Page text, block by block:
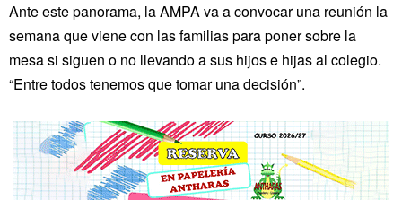
Ante este panorama, la AMPA va a convocar una reunión la
semana que viene con las familias para poner sobre la
mesa si siguen o no llevando a sus hijos e hijas al colegio.
“Entre todos tenemos que tomar una decisión”.